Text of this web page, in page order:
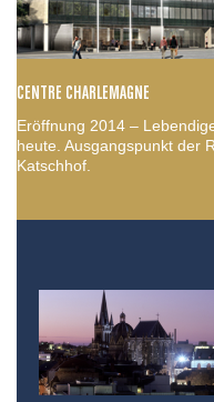
CENTRE CHARLEMAGNE
Eröffnung 2014 –
heute. Ausgangspunkt der
Katschhof.